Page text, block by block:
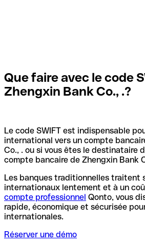
Que faire avec le code
Zhengxin Bank Co., .?
Le code SWIFT est indispensable
international vers un compte
Co., . ou si vous êtes le destinataire
compte bancaire de Zhengxin Bank
Les banques traditionnelles traitent
internationaux lentement et à un
compte professionnel Qonto, vous
rapide, économique et sécurisée
internationales.
Réserver une démo